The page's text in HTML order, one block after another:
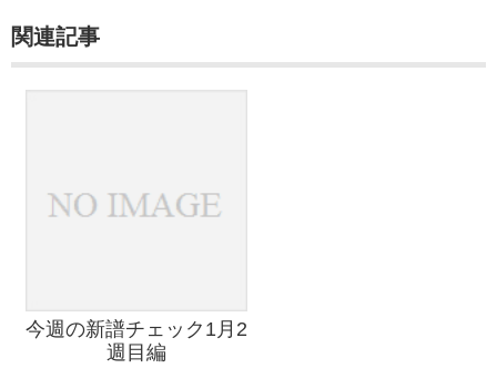
関連記事
今週の新譜チェック1月2
週目編